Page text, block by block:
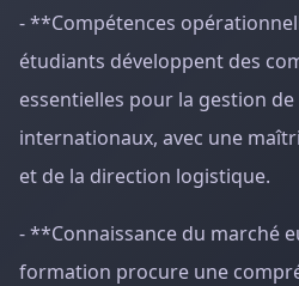
- **Compétences
étudiants développent des
essentielles pour la gestion
internationaux, avec une
et de la direction logistique.
- **Connaissance du marché
formation procure une